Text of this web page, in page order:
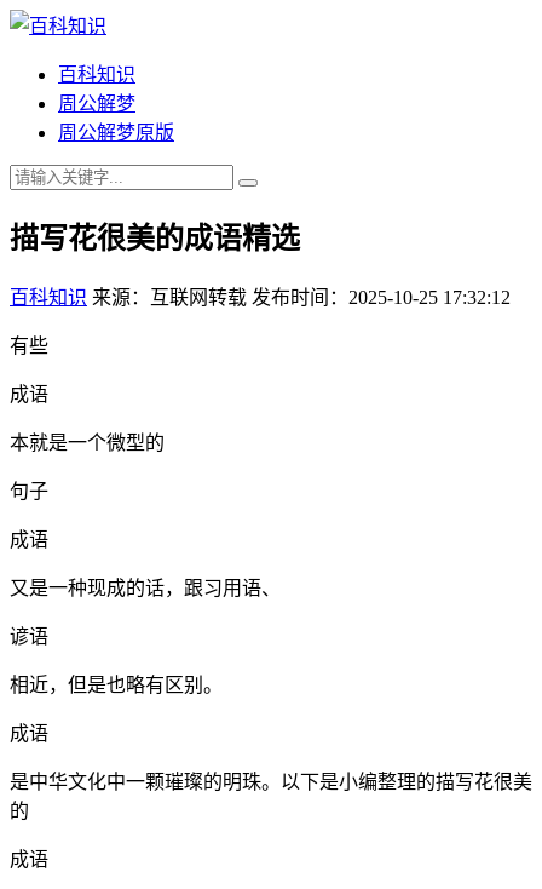
百科知识
周公解梦
周公解梦原版
描写花很美的成语精选
百科知识 来源：互联网转载 发布时间：2025-10-25 17:32:12
有些
成语
本就是一个微型的
句子
成语
又是一种现成的话，跟习用语、
谚语
相近，但是也略有区别。
成语
是中华文化中一颗璀璨的明珠。以下是小编整理的描写花很美
的
成语